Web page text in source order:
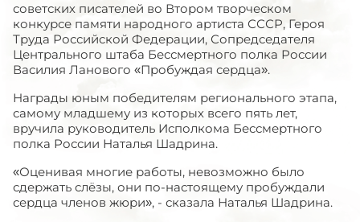
советских писателей во Втором творческом
конкурсе памяти народного артиста СССР, Героя
Труда Российской Федерации, Сопредседателя
Центрального штаба Бессмертного полка России
Василия Ланового «Пробуждая сердца».
Награды юным победителям регионального этапа,
самому младшему из которых всего пять лет,
вручила руководитель Исполкома Бессмертного
полка России Наталья Шадрина.
«Оценивая многие работы, невозможно было
сдержать слёзы, они по-настоящему пробуждали
сердца членов жюри», - сказала Наталья Шадрина.